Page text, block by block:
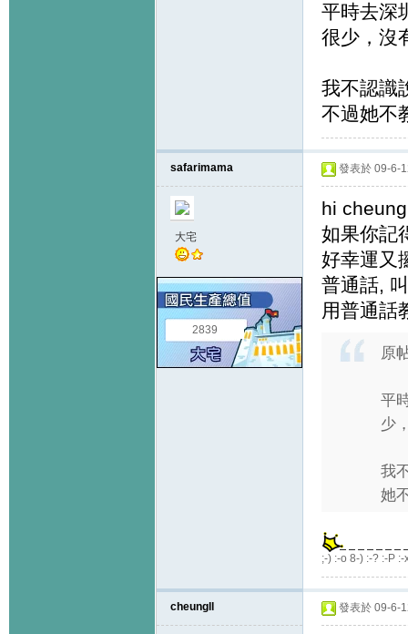
平時去深
很少，沒
我不認識
不過她不
safarimama
大宅
2839
發表於 09-6-
hi
如果你記
好幸運又
普通話,
用普通話
原
平
少
我
她
;-) :-o 8-) :-? :-P :-
cheungll 發表於 09-6-